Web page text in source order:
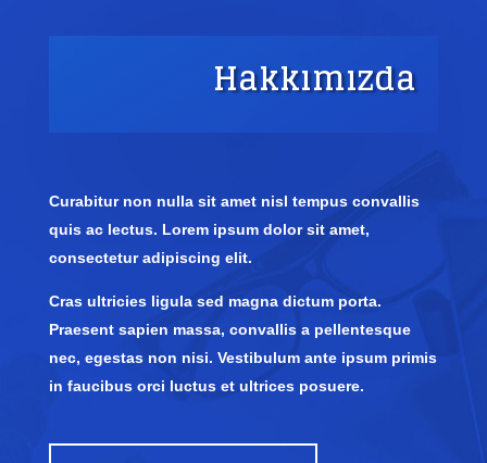
Hakkımızda
Curabitur non nulla sit amet nisl tempus convallis
quis ac lectus. Lorem ipsum dolor sit amet,
consectetur adipiscing elit.
Cras ultricies ligula sed magna dictum porta.
Praesent sapien massa, convallis a pellentesque
nec, egestas non nisi. Vestibulum ante ipsum primis
in faucibus orci luctus et ultrices posuere.